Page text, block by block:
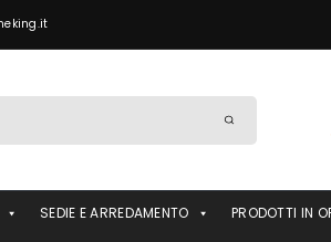
SEDIE E ARREDAMENTO PRODOTTI IN